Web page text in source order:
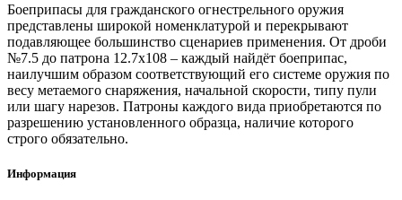
Боеприпасы для гражданского огнестрельного оружия
представлены широкой номенклатурой и перекрывают
подавляющее большинство сценариев применения. От дроби
№7.5 до патрона 12.7х108 – каждый найдёт боеприпас,
наилучшим образом соответствующий его системе оружия по
весу метаемого снаряжения, начальной скорости, типу пули
или шагу нарезов. Патроны каждого вида приобретаются по
разрешению установленного образца, наличие которого
строго обязательно.
Информация